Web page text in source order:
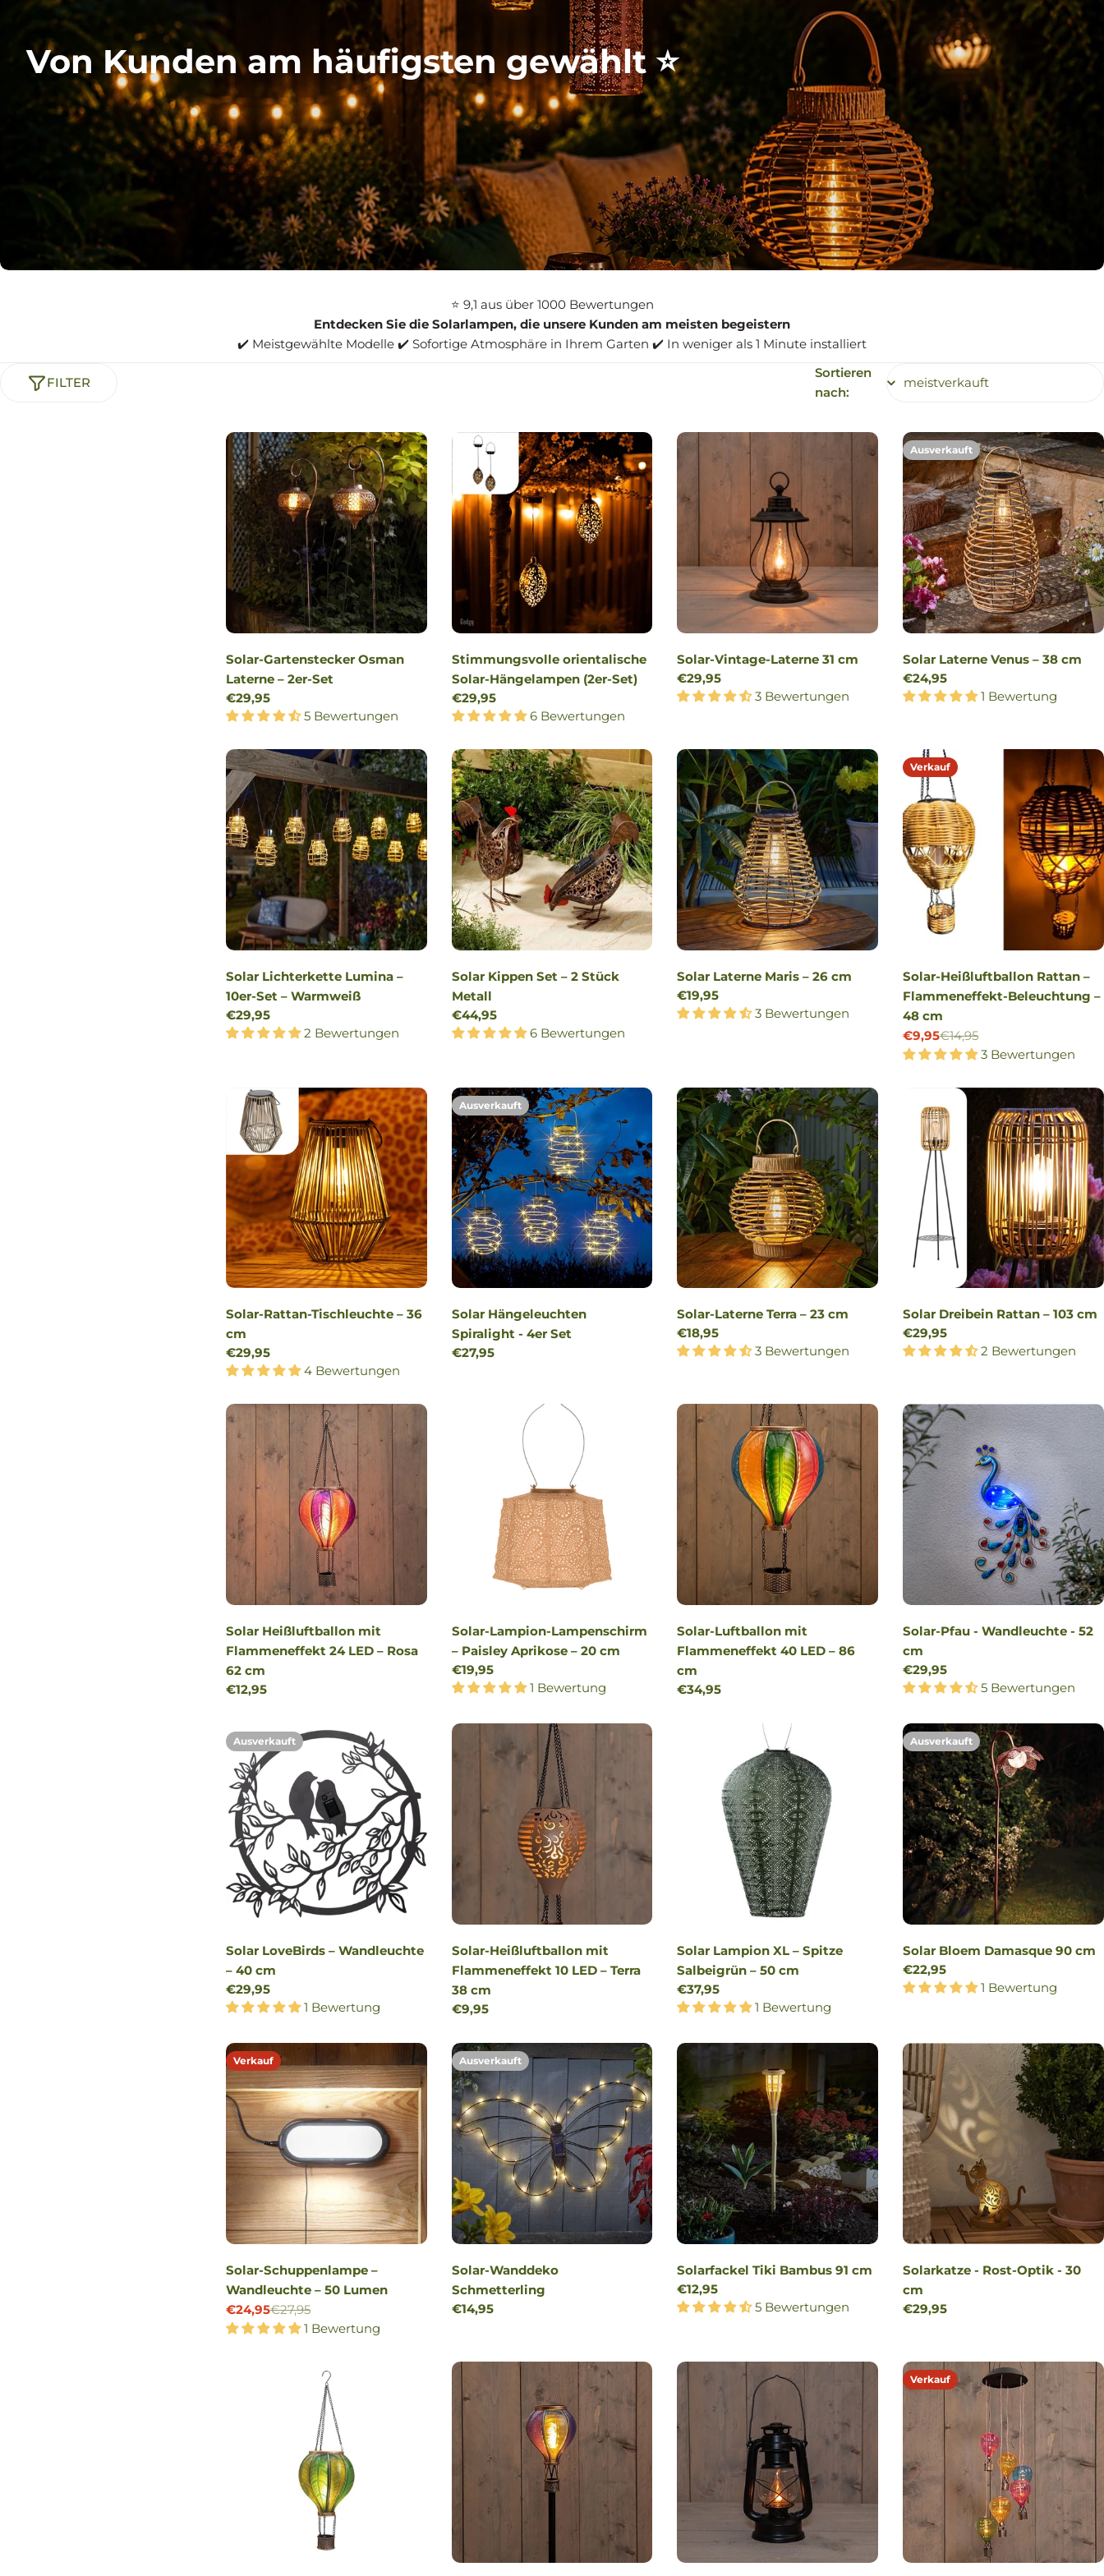
Von Kunden am häufigsten gewählt ⭐
⭐ 9,1 aus über 1000 Bewertungen
Entdecken Sie die Solarlampen, die unsere Kunden am meisten begeistern
✔️ Meistgewählte Modelle ✔️ Sofortige Atmosphäre in Ihrem Garten ✔️ In weniger als 1 Minute installiert
FILTER
Sortieren
nach:
Solar-Gartenstecker Osman
Laterne – 2er-Set
Regulärer
Preis
€29,95
5 Bewertungen
Stimmungsvolle orientalische
Solar-Hängelampen (2er-Set)
Regulärer
Preis
€29,95
6 Bewertungen
Solar-Vintage-Laterne 31 cm
Regulärer
Preis
€29,95
3 Bewertungen
Ausverkauft
Solar Laterne Venus – 38 cm
Regulärer
Preis
€24,95
1 Bewertung
Solar Lichterkette Lumina –
10er-Set – Warmweiß
Regulärer
Preis
€29,95
2 Bewertungen
Solar Kippen Set – 2 Stück
Metall
Regulärer
Preis
€44,95
6 Bewertungen
Solar Laterne Maris – 26 cm
Regulärer
Preis
€19,95
3 Bewertungen
Verkauf
Solar-Heißluftballon Rattan –
Flammeneffekt-Beleuchtung –
48 cm
Verkaufspreis
€9,95
Regulärer
Preis
€14,95
3 Bewertungen
Solar-Rattan-Tischleuchte – 36
cm
Regulärer
Preis
€29,95
4 Bewertungen
Ausverkauft
Solar Hängeleuchten
Spiralight - 4er Set
Regulärer
€27,95
Solar-Laterne Terra – 23 cm
Regulärer
Preis
€18,95
3 Bewertungen
Solar Dreibein Rattan – 103 cm
Regulärer
Preis
€29,95
2 Bewertungen
Solar Heißluftballon mit
Flammeneffekt 24 LED – Rosa
62 cm
Regulärer
€12,95
Solar-Lampion-Lampenschirm
– Paisley Aprikose – 20 cm
Regulärer
Preis
€19,95
1 Bewertung
Solar-Luftballon mit
Flammeneffekt 40 LED – 86
cm
Regulärer
€34,95
Solar-Pfau - Wandleuchte - 52
cm
Regulärer
Preis
€29,95
5 Bewertungen
Ausverkauft
Solar LoveBirds – Wandleuchte
– 40 cm
Regulärer
Preis
€29,95
1 Bewertung
Solar-Heißluftballon mit
Flammeneffekt 10 LED – Terra
38 cm
Regulärer
€9,95
Solar Lampion XL – Spitze
Salbeigrün – 50 cm
Regulärer
Preis
€37,95
1 Bewertung
Ausverkauft
Solar Bloem Damasque 90 cm
Regulärer
Preis
€22,95
1 Bewertung
Verkauf
Solar-Schuppenlampe –
Wandleuchte – 50 Lumen
Verkaufspreis
€24,95
Regulärer
Preis
€27,95
1 Bewertung
Ausverkauft
Solar-Wanddeko
Schmetterling
Regulärer
€14,95
Solarfackel Tiki Bambus 91 cm
Regulärer
Preis
€12,95
5 Bewertungen
Solarkatze - Rost-Optik - 30
cm
Regulärer
€29,95
Verkauf